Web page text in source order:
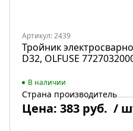
Артикул: 2439
Тройник
D32, OLFUSE
В наличии
Страна производитель
Цена: 383 руб. /